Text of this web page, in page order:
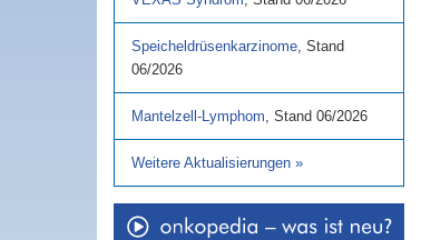
Speicheldrüsenkarzinome, Stand
06/2026
Mantelzell-Lymphom, Stand 06/2026
Weitere Aktualisierungen »